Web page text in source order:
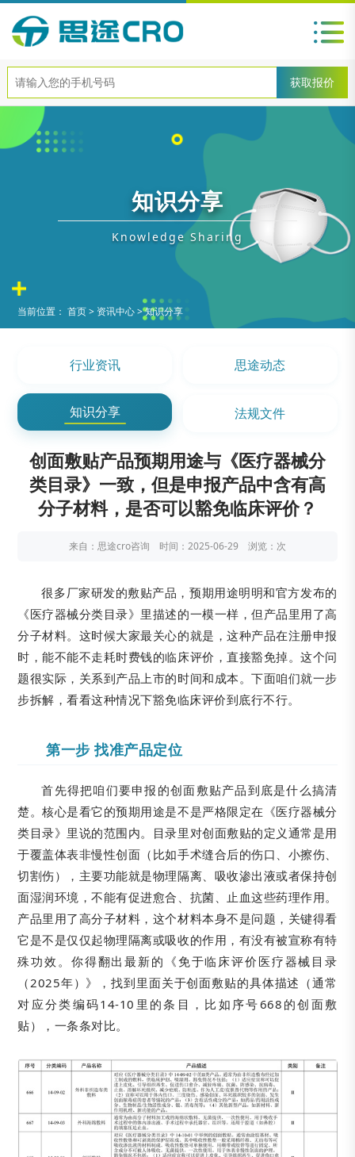
知识分享
Knowledge Sharing
当前位置：首页> 资讯中心>知识分享
行业资讯 思途动态
知识分享 法规文件
创面敷贴产品预期用途与《医疗器械分
类目录》一致，但是申报产品中含有高
分子材料，是否可以豁免临床评价？
来自：思途cro咨询 时间：2025-06-29 浏览： 次
很多厂家研发的敷贴产品，预期用途明明和官方发布的
《医疗器械分类目录》里描述的一模一样，但产品里用了高
分子材料。这时候大家最关心的就是，这种产品在注册申报
时，能不能不走耗时费钱的临床评价，直接豁免掉。这个问
题很实际，关系到产品上市的时间和成本。下面咱们就一步
步拆解，看看这种情况下豁免临床评价到底行不行。
第一步 找准产品定位
首先得把咱们要申报的创面敷贴产品到底是什么搞清
楚。核心是看它的预期用途是不是严格限定在《医疗器械分
类目录》里说的范围内。目录里对创面敷贴的定义通常是用
于覆盖体表非慢性创面（比如手术缝合后的伤口、小擦伤、
切割伤），主要功能就是物理隔离、吸收渗出液或者保持创
面湿润环境，不能有促进愈合、抗菌、止血这些药理作用。
产品里用了高分子材料，这个材料本身不是问题，关键得看
它是不是仅仅起物理隔离或吸收的作用，有没有被宣称有特
殊功效。你得翻出最新的《免于临床评价医疗器械目录
（2025年）》，找到里面关于创面敷贴的具体描述（通常
对应分类编码14-10里的条目，比如序号668的创面敷
贴），一条条对比。